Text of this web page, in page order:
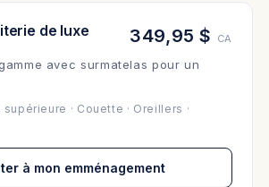
de luxe 349,95 $ CA
avec surmatelas pour un
· Couette · Oreillers ·
à mon emménagement